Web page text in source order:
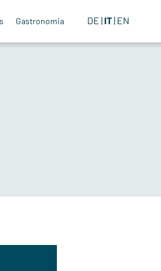
DE IT EN
Gastronomia